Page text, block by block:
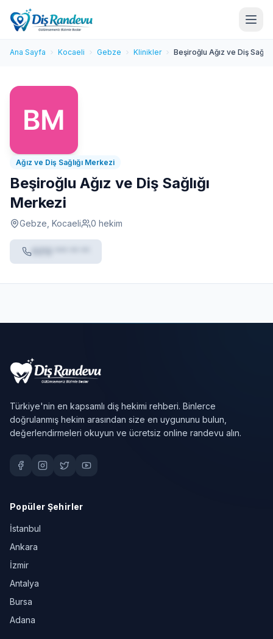
Ana Sayfa Kocaeli Gebze Klinikler Beşiroğlu Ağız ve Diş
Ağız ve Diş Sağlığı Merkezi
Beşiroğlu Ağız ve Diş Sağlığı
Merkezi
Gebze, Kocaeli 0 hekim
Türkiye'nin en kapsamlı diş hekimi rehberi. Binlerce
doğrulanmış hekim arasından size en uygununu bulun,
değerlendirmeleri okuyun ve ücretsiz online randevu alın.
Popüler Şehirler
İstanbul
Ankara
İzmir
Antalya
Bursa
Adana